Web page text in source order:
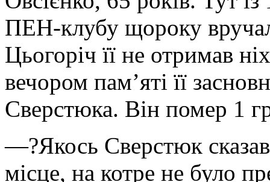
ПЕН-клубу щороку
Цьогоріч її не отримав
вечором пам’яті її
Сверстюка. Він помер 1
—?Якось Сверстюк
місце, на котре не було